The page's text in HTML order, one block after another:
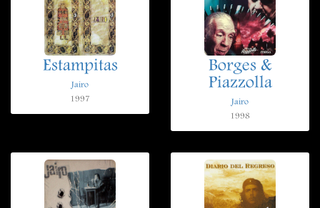
Estampitas
Jairo
1997
Borges &
Piazzolla
Jairo
1998